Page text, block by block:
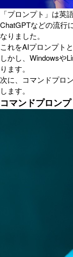
「プロンプト」は英
ChatGPTなどの流行
なりました。
これをAIプロンプトと
しかし、Windowsや
ります。
次に、コマンドプロ
します。
コマンドプロンプ